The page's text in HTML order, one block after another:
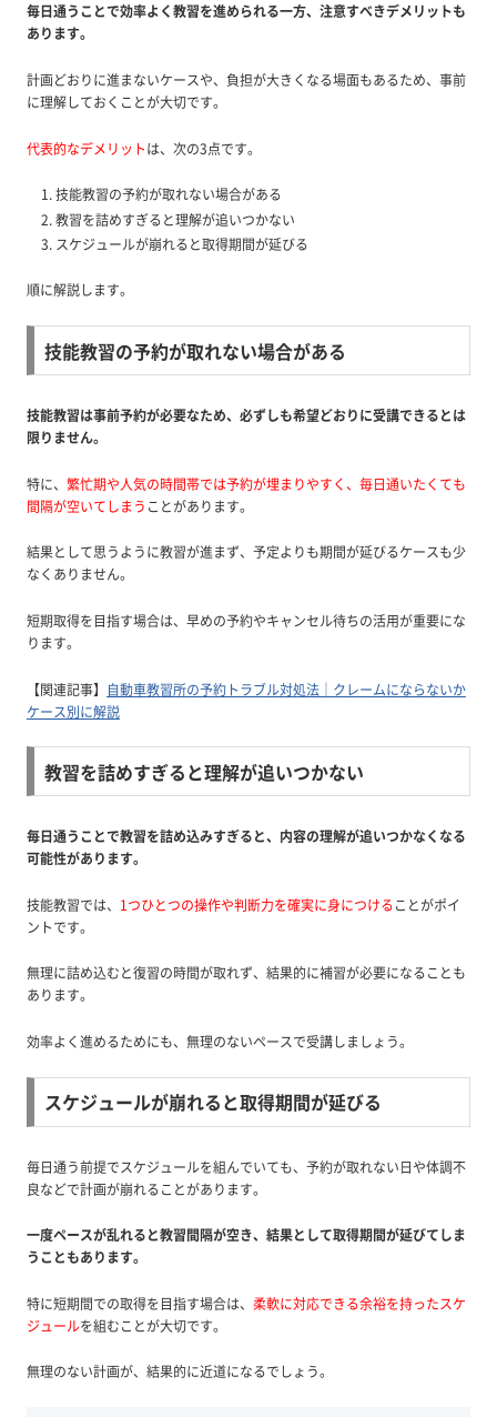
毎日通うことで効率よく教習を進められる一方、注意すべきデメリットも
あります。
計画どおりに進まないケースや、負担が大きくなる場面もあるため、事前
に理解しておくことが大切です。
代表的なデメリットは、次の3点です。
技能教習の予約が取れない場合がある
教習を詰めすぎると理解が追いつかない
スケジュールが崩れると取得期間が延びる
順に解説します。
技能教習の予約が取れない場合がある
技能教習は事前予約が必要なため、必ずしも希望どおりに受講できるとは
限りません。
特に、 繁忙期や人気の時間帯では予約が埋まりやすく、毎日通いたくても
間隔が空いてしまう ことがあります。
結果として思うように教習が進まず、予定よりも期間が延びるケースも少
なくありません。
短期取得を目指す場合は、早めの予約やキャンセル待ちの活用が重要にな
ります。
【関連記事】 自動車教習所の予約トラブル対処法｜クレームにならないか
ケース別に解説
教習を詰めすぎると理解が追いつかない
毎日通うことで教習を詰め込みすぎると、内容の理解が追いつかなくなる
可能性があります。
技能教習では、 1つひとつの操作や判断力を確実に身につけることがポイ
ントです。
無理に詰め込むと復習の時間が取れず、結果的に補習が必要になることも
あります。
効率よく進めるためにも、無理のないペースで受講しましょう。
スケジュールが崩れると取得期間が延びる
毎日通う前提でスケジュールを組んでいても、予約が取れない日や体調不
良などで計画が崩れることがあります。
一度ペースが乱れると教習間隔が空き、結果として取得期間が延びてしま
うこともあります。
特に短期間での取得を目指す場合は、 柔軟に対応できる余裕を持ったスケ
ジュールを組むことが大切です。
無理のない計画が、結果的に近道になるでしょう。